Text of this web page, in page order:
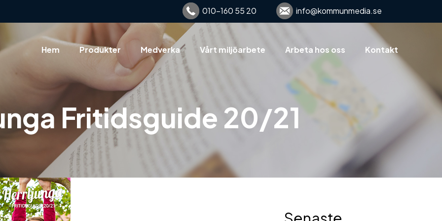
info@kommunmedia.se
010-160 55 20
Hem Produkter Medverka Vårt miljöarbete Arbeta hos oss Kontakt
Fritidsguide 20/21